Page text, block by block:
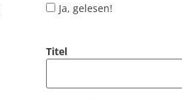
Ja, gelesen!
Titel